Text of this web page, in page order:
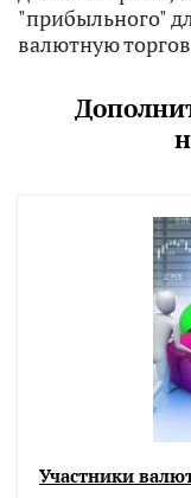
"прибыльного"
валютную
Участники